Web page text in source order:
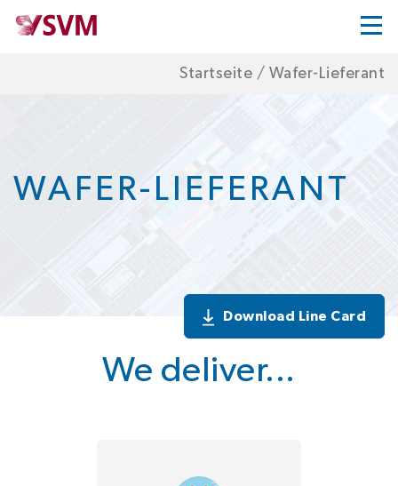
Startseite / Wafer-Lieferant
WAFER-LIEFERANT
Download Line Card
We deliver...